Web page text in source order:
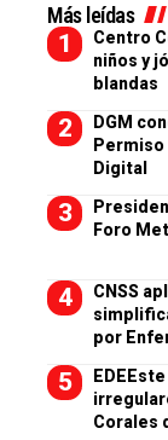
Más leídas
Centro
niños y
blandas
DGM
Permiso
Digital
Foro
CNSS
por
Corales